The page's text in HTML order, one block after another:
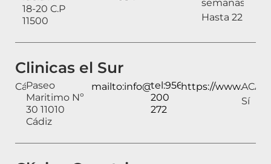
18-20 C.P
11500
semanas:
Hasta 22
Clinicas el Sur
Cádiz
Paseo
Maritimo Nº
30 11010
Cádiz
mailto:info@clinicaselsur.com
tel:956
200
272
https://
ACAI:
Sí